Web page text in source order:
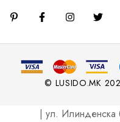
© LUSIDO.MK
| ул. Илинденска